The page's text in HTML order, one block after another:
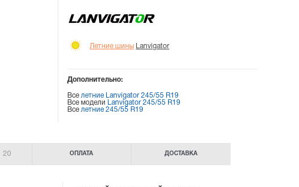
Летние шины Lanvigator
Дополнительно:
Все летние Lanvigator 245/55 R19
Все модели
Lanvigator 245/55 R19
Все летние 245/55 R19
20 ОПЛАТА ДОСТАВКА